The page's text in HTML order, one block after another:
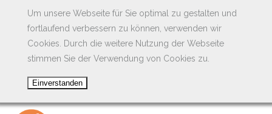
Um unsere Webseite für Sie optimal zu gestalten und
fortlaufend verbessern zu können, verwenden wir
Cookies. Durch die weitere Nutzung der Webseite
stimmen Sie der Verwendung von Cookies zu.